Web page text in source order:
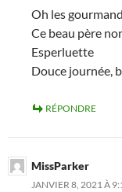
Oh les
Ce beau père
Esperluette
Douce journée,
RÉPONDRE
MissParker
JANVIER 8, 2021 À